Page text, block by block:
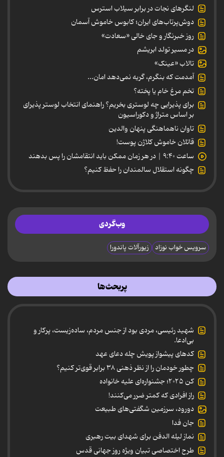
لنگرهای نجات در برابر سیلاب استرس
دوش‌پرتاب‌های ایران؛ کابوس خاموش آسمان
روز خبرنگار و جای خالی «سعادت»
در مسیر تولد ابریشم
تالاب «عینک»
آمدمت که بنگرم، گریه نمی‌دهد امان...
تخم مرغ خام یا پخته؟
برای پذیرایی چه لوستری بخریم؟ راهنمای انتخاب لوستر پذیرای
بر اساس متراژ و دکوراسیون
تاوان ناهماهنگی پنهان والدین
قاتلان خاموش کلاژن پوست!
ساعت ۹:۴۰ | در هر زمان ممکن باید انتقامشان را پس بدهند
چگونه استقلال سالمندان را حفظ کنیم؟
وب‌گردی
سرویس خواب نوزاد زیورآلات پاندورا
پربحث‌ها
شهید رئیسی، مردی بود از جنس مردم، ساده‌زیست، پرکار و
بی‌ادعا.
کدهای پیشواز پویش چله دعای عهد
چطور خودمان را از نظر ذهنی ۳۸ برابر قوی‌تر کنیم؟
کن ۲۰۲۵؛ جشنواره‌ای علیه خانواده
راز افرادی که کمتر ضرر می‌کنند!
دورود، سرزمین شگفتی‌های طبیعت
جان فدا
نماز لیله الدفن برای شهدای بیت رهبری
طرح اختصاصی تبیان ویژه روز جهانی قدس